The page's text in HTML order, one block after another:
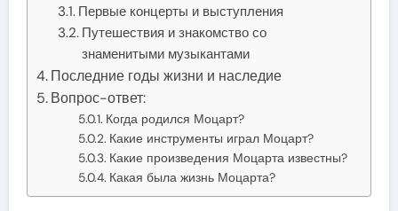
Первые концерты и выступления
Путешествия и знакомство со
знаменитыми музыкантами
Последние годы жизни и наследие
Вопрос-ответ:
Когда родился Моцарт?
Какие инструменты играл Моцарт?
Какие произведения Моцарта известны?
Какая была жизнь Моцарта?